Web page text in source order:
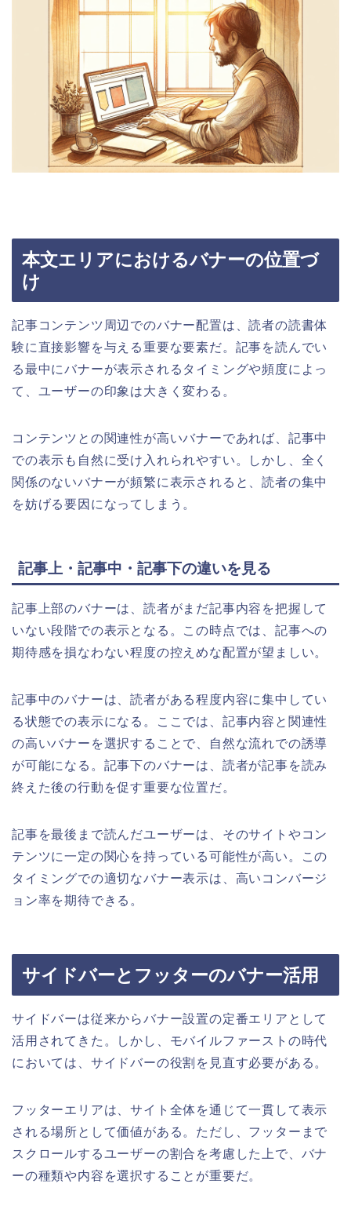
本文エリアにおけるバナーの位置づ
け
記事コンテンツ周辺でのバナー配置は、読者の読書体
験に直接影響を与える重要な要素だ。記事を読んでい
る最中にバナーが表示されるタイミングや頻度によっ
て、ユーザーの印象は大きく変わる。
コンテンツとの関連性が高いバナーであれば、記事中
での表示も自然に受け入れられやすい。しかし、全く
関係のないバナーが頻繁に表示されると、読者の集中
を妨げる要因になってしまう。
記事上・記事中・記事下の違いを見る
記事上部のバナーは、読者がまだ記事内容を把握して
いない段階での表示となる。この時点では、記事への
期待感を損なわない程度の控えめな配置が望ましい。
記事中のバナーは、読者がある程度内容に集中してい
る状態での表示になる。ここでは、記事内容と関連性
の高いバナーを選択することで、自然な流れでの誘導
が可能になる。記事下のバナーは、読者が記事を読み
終えた後の行動を促す重要な位置だ。
記事を最後まで読んだユーザーは、そのサイトやコン
テンツに一定の関心を持っている可能性が高い。この
タイミングでの適切なバナー表示は、高いコンバージ
ョン率を期待できる。
サイドバーとフッターのバナー活用
サイドバーは従来からバナー設置の定番エリアとして
活用されてきた。しかし、モバイルファーストの時代
においては、サイドバーの役割を見直す必要がある。
フッターエリアは、サイト全体を通じて一貫して表示
される場所として価値がある。ただし、フッターまで
スクロールするユーザーの割合を考慮した上で、バナ
ーの種類や内容を選択することが重要だ。